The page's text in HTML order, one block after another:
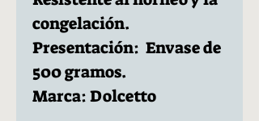
congelación.
Presentación: Envase de
500 gramos.
Marca: Dolcetto